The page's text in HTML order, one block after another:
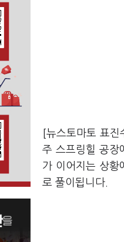
[뉴스토마토 표
주 스프링힐 공장
가 이어지는 상황
로 풀이됩니다.